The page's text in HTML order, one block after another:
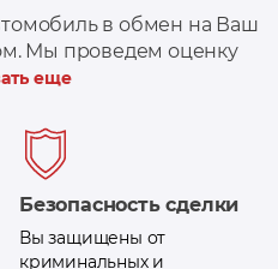
в обмен на Ваш
Мы проведем оценку
при необходимости,
еще
Безопасность сделки
Вы защищены от
криминальных и